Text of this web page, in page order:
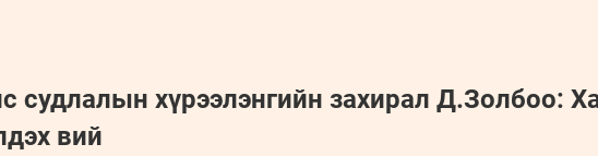
хүрээлэнгийн захирал Д.Золбоо:
вий